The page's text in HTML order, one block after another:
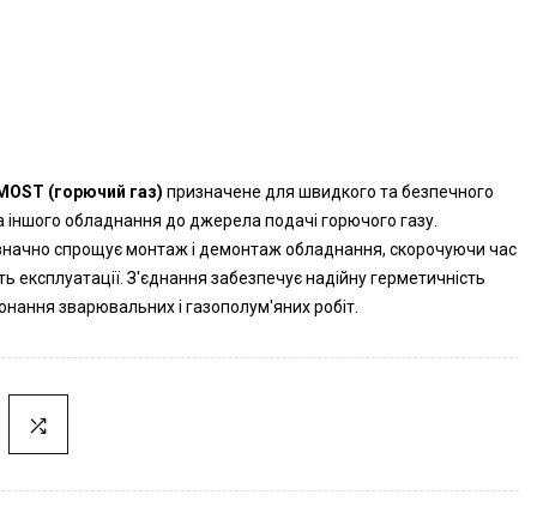
(горючий газ) призначене для швидкого та безпечного
обладнання до джерела подачі горючого газу.
спрощує монтаж і демонтаж обладнання, скорочуючи час
експлуатації. З'єднання забезпечує надійну герметичність
зварювальних і газополум'яних робіт.